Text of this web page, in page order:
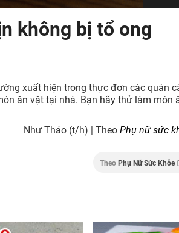
không bị tổ ong
xuất hiện trong thực đơn các quán
ăn vặt tại nhà. Bạn hãy thử làm món
Như Thảo (t/h) | TheoPhụ nữ sức
TheoPhụ Nữ Sức Khỏe